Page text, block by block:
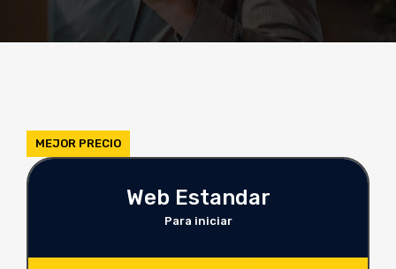
Web Estandar
Para iniciar
MEJOR PRECIO